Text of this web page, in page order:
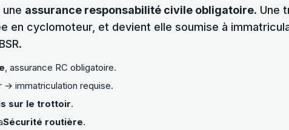
assurance responsabilité civile obligatoire. Une
en cyclomoteur, et devient elle soumise à
, assurance RC obligatoire.
immatriculation requise.
sur le trottoir.
Sécurité routière.